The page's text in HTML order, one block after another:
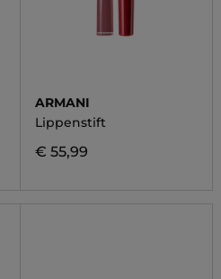
ARMANI
Lippenstift
€ 55,99